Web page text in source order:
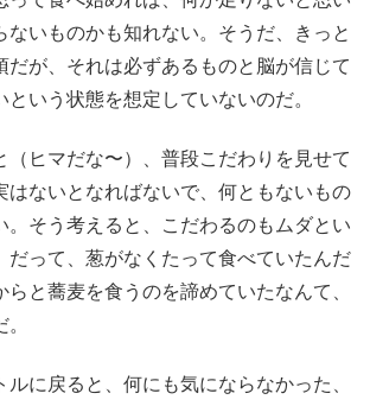
ないものかも知れない。そうだ、きっと
だが、それは必ずあるものと脳が信じて
という状態を想定していないのだ。
（ヒマだな〜）、普段こだわりを見せて
はないとなればないで、何ともないもの
。そう考えると、こだわるのもムダとい
だって、葱がなくたって食べていたんだ
と蕎麦を食うのを諦めていたなんて、
ルに戻ると、何にも気にならなかった、